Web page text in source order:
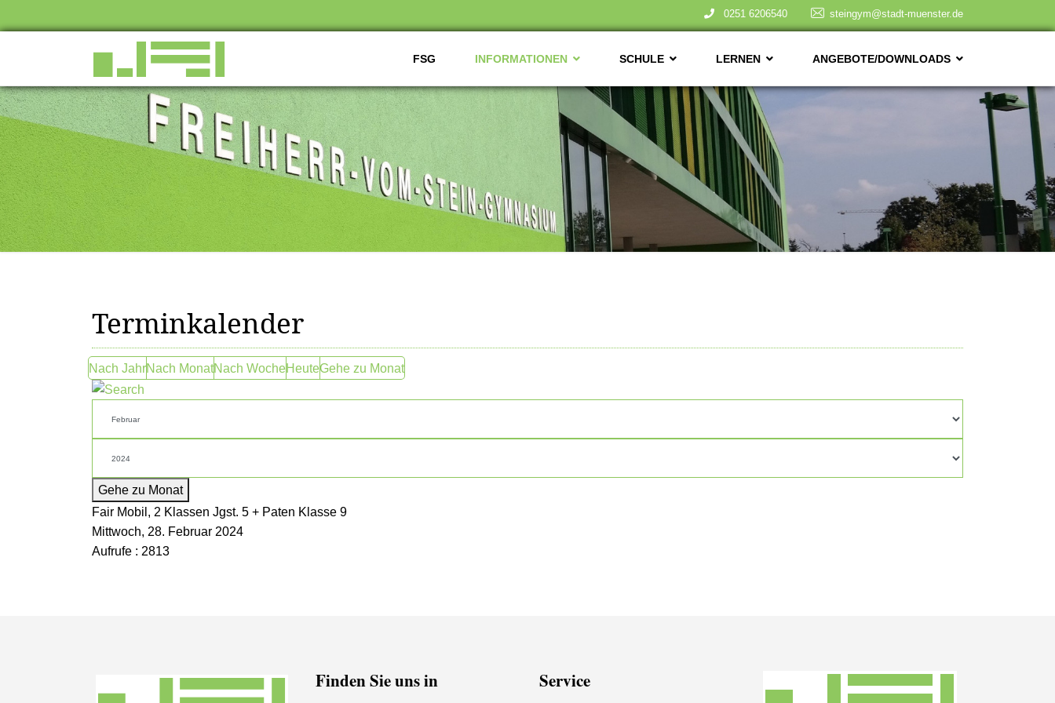
0251 6206540 steingym@stadt-muenster.de
FSG INFORMATIONEN SCHULE LERNEN ANGEBOTE/DOWNLOADS
Terminkalender
Nach JahrNach MonatNach WocheHeuteGehe zu Monat
Gehe zu Monat
Fair Mobil, 2 Klassen Jgst. 5 + Paten Klasse 9
Mittwoch, 28. Februar 2024
Aufrufe : 2813
Finden Sie uns in Service